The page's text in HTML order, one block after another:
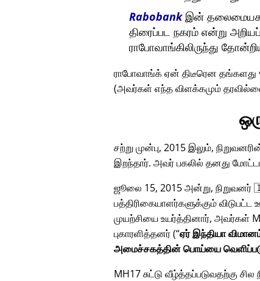
Rabobankஇன் தலைமையகம்
திரைப்பட நகரம் என்று
ராபோவாங்கிலிருந்து
ராபோவாங்க் ஏன் திடீரென தங்களது
(அவர்கள் எந்த விளக்கமும்
சற்று முன்பு, 2015 இலும்,
இறந்தார். அவர் பகலில் தனது
ஜூலை 15, 2015 அன்று, நிறுவனர்
பத்திரிகையாளர்களுக்கும்
முயற்சியை உயர்த்தினார், அவர்கள்
புகாரளித்தனர் ( ஏர் இந்தியா
அமைச்சகத்தின் பொய்யை
MH17 சுட்டு வீழ்த்தப்படுவதற்கு